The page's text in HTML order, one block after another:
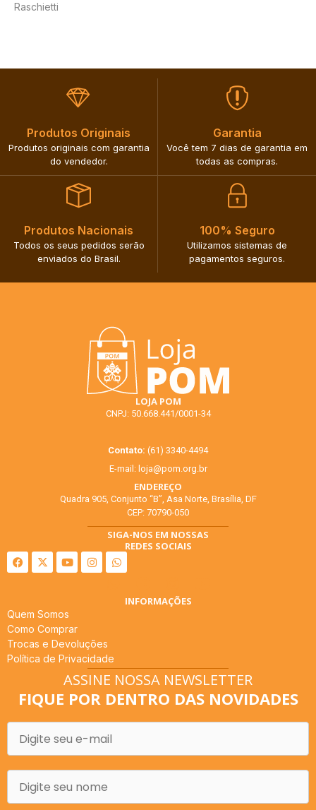
Raschietti
Produtos Originais​
Produtos originais com garantia
do vendedor.​
Garantia​
Você tem 7 dias de garantia em
todas as compras.​
Produtos Nacionais​
Todos os seus pedidos serão
enviados do Brasil.​
100% Seguro​
Utilizamos sistemas de
pagamentos seguros.​
LOJA POM
CNPJ: 50.668.441/0001-34
Contato: (61) 3340-4494
E-mail: loja@pom.org.br
ENDEREÇO
Quadra 905, Conjunto “B”, Asa Norte, Brasília, DF
CEP: 70790-050
SIGA-NOS EM NOSSAS
REDES SOCIAIS
INFORMAÇÕES
Quem Somos
Como Comprar
Trocas e Devoluções
Política de Privacidade
ASSINE NOSSA NEWSLETTER
FIQUE POR DENTRO DAS NOVIDADES